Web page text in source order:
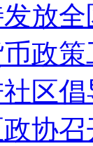
放
政
区
协